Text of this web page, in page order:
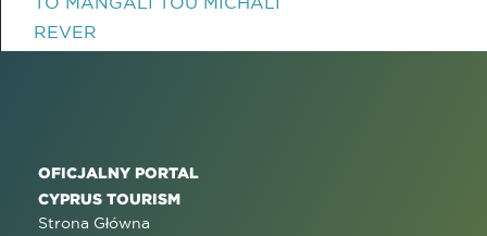
REVER
OFICJALNY PORTAL
CYPRUS TOURISM
Strona Główna